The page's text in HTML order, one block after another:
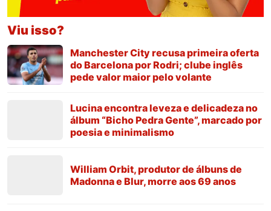
Viu isso?
Manchester City recusa primeira oferta
do Barcelona por Rodri; clube inglês
pede valor maior pelo volante
Lucina encontra leveza e delicadeza no
álbum “Bicho Pedra Gente”, marcado por
poesia e minimalismo
William Orbit, produtor de álbuns de
Madonna e Blur, morre aos 69 anos